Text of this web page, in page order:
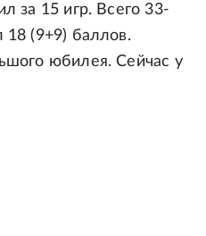
за 15 игр. Всего 33-
18 (9+9) баллов.
юбилея. Сейчас у